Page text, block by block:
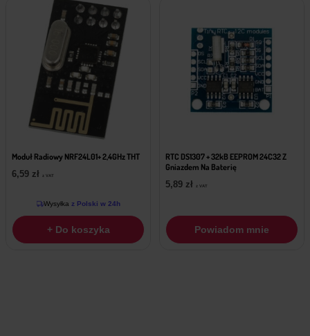
Moduł Radiowy NRF24L01+ 2,4GHz THT
6,59 zł z VAT
Wysyłka z Polski w 24h
+ Do koszyka
RTC DS1307 + 32kB EEPROM 24C32 Z
Gniazdem Na Baterię
5,89 zł z VAT
Powiadom mnie